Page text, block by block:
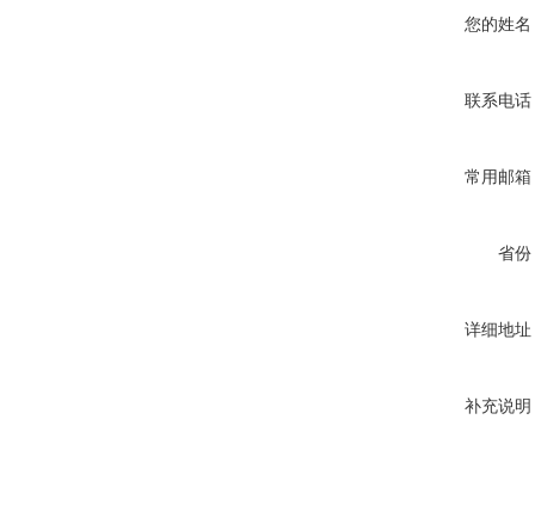
您的姓名
联系电话
常用邮箱
省份
详细地址
补充说明